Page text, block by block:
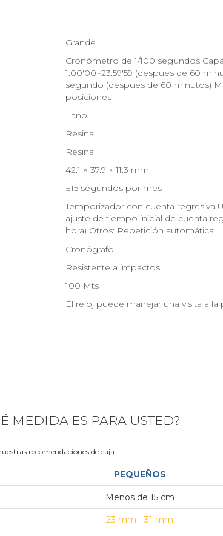
Grande
Cronómetro de 1/100 segundos
1:00'00~23:59'59 (después de 60
segundo (después de 60 minutos)
posiciones
1 año
Resina
Resina
42.1 × 37.9 × 11.3 mm
±15 segundos por mes
Temporizador con cuenta regresiva
ajuste de tiempo inicial de cuenta
hora) Otros: Repetición automática
Cronógrafo
Resistente a impactos
100 Mts
El reloj puede manejar una visita a
MEDIDA ES PARA USTED?
recomendaciones de caja.
PEQUEÑOS
Menos de 15 cm
23 mm - 31 mm